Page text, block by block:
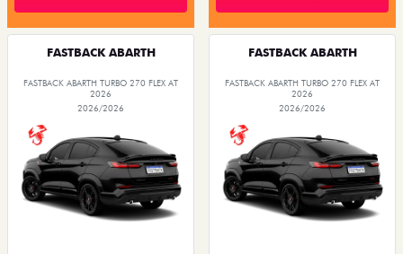
FASTBACK ABARTH
FASTBACK ABARTH TURBO 270 FLEX AT
2026
2026/2026
FASTBACK ABARTH
FASTBACK ABARTH TURBO 270 FLEX AT
2026
2026/2026